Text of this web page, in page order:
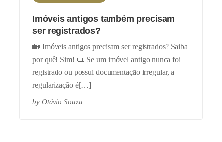
Imóveis antigos também precisam
ser registrados?
🏡 Imóveis antigos precisam ser registrados? Saiba
por quê! Sim! 📜 Se um imóvel antigo nunca foi
registrado ou possui documentação irregular, a
regularização é[…]
by Otávio Souza